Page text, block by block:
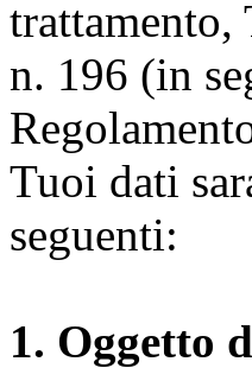
trattamento,
n. 196 (in
Tuoi dati
seguenti:
1. Oggetto